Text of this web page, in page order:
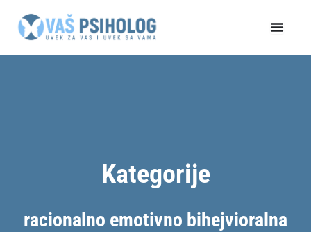
Kategorije
racionalno emotivno bihejvioralna